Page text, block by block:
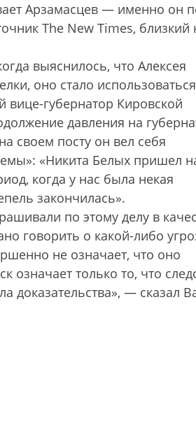
Арзамасцев — именно он
The New Times, близкий
выяснилось, что Алексея
оно стало использоваться
губернатор Кировской
давления на
своем посту он вел себя
«Никита Белых пришел
когда у нас была некая
закончилась».
по этому делу в
говорить о какой-либо
не означает, что оно
только то, что
доказательства», — сказал